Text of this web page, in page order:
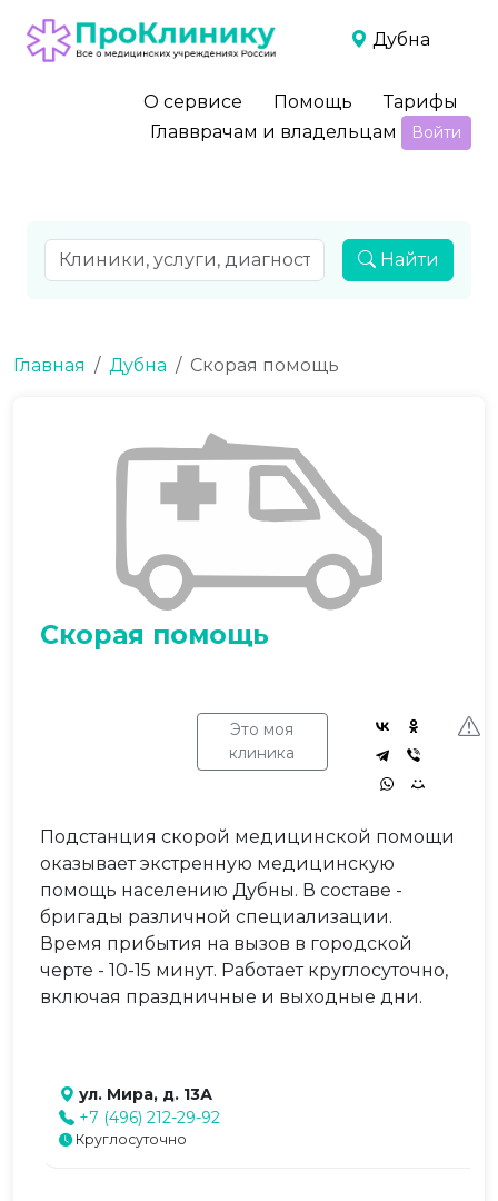
Дубна
О сервисе Помощь
Тарифы
Главврачам и владельцам
Войти
Найти
Главная Дубна Скорая помощь
Скорая помощь
Это моя
клиника
Подстанция скорой медицинской помощи
оказывает экстренную медицинскую
помощь населению Дубны. В составе -
бригады различной специализации.
Время прибытия на вызов в городской
черте - 10-15 минут. Работает круглосуточно,
включая праздничные и выходные дни.
ул. Мира, д. 13А
+7 (496) 212-29-92
Круглосуточно